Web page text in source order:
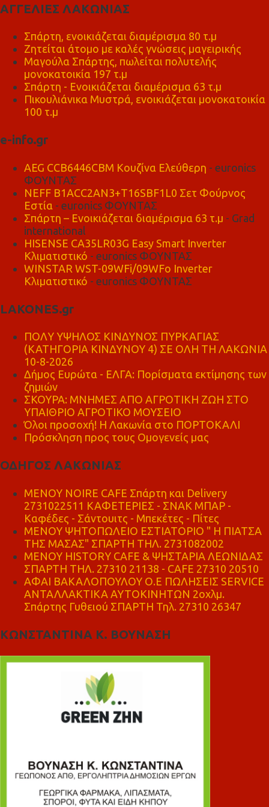
ΑΓΓΕΛΙΕΣ ΛΑΚΩΝΙΑΣ
Σπάρτη, ενοικιάζεται διαμέρισμα 80 τ.μ
Ζητείται άτομο με καλές γνώσεις μαγειρικής
Μαγούλα Σπάρτης, πωλείται πολυτελής
μονοκατοικία 197 τ.μ
Σπάρτη - Ενοικιάζεται διαμέρισμα 63 τ.μ
Πικουλιάνικα Μυστρά, ενοικιάζεται μονοκατοικία
100 τ.μ
e-info.gr
AEG CCB6446CBM Κουζίνα Ελεύθερη - euronics
ΦΟΥΝΤΑΣ
NEFF B1ACC2AN3+T16SBF1L0 Σετ Φούρνος
Εστία - euronics ΦΟΥΝΤΑΣ
Σπάρτη – Ενοικιάζεται διαμέρισμα 63 τ.μ - Grad
international
HISENSE CA35LR03G Easy Smart Inverter
Κλιματιστικό - euronics ΦΟΥΝΤΑΣ
WINSTAR WST-09WFi/09WFo Inverter
Κλιματιστικό - euronics ΦΟΥΝΤΑΣ
LAKONES.gr
ΠΟΛΥ ΥΨΗΛΟΣ ΚΙΝΔΥΝΟΣ ΠΥΡΚΑΓΙΑΣ
(ΚΑΤΗΓΟΡΙΑ ΚΙΝΔΥΝΟΥ 4) ΣΕ ΟΛΗ ΤΗ ΛΑΚΩΝΙΑ
10-8-2026
Δήμος Ευρώτα - ΕΛΓΑ: Πορίσματα εκτίμησης των
ζημιών
ΣΚΟΥΡΑ: ΜΝΗΜΕΣ ΑΠΟ ΑΓΡΟΤΙΚΗ ΖΩΗ ΣΤΟ
ΥΠΑΙΘΡΙΟ ΑΓΡΟΤΙΚΟ ΜΟΥΣΕΙΟ
Όλοι προσοχή! Η Λακωνία στο ΠΟΡΤΟΚΑΛΙ
Πρόσκληση προς τους Ομογενείς μας
ΟΔΗΓΟΣ ΛΑΚΩΝΙΑΣ
MENOY NOIRE CAFE Σπάρτη και Delivery
2731022511 ΚΑΦΕΤΕΡΙΕΣ - ΣΝΑΚ ΜΠΑΡ -
Καφέδες - Σάντουιτς - Μπεκέτες - Πίτες
ΜΕΝΟΥ ΨΗΤΟΠΩΛΕΙΟ ΕΣΤΙΑΤΟΡΙΟ " Η ΠΙΑΤΣΑ
ΤΗΣ ΜΑΣΑΣ" ΣΠΑΡΤΗ ΤΗΛ. 2731082002
ΜΕΝΟΥ HISTORY CAFE & ΨΗΣΤΑΡΙΑ ΛΕΩΝΙΔΑΣ
ΣΠΑΡΤΗ ΤΗΛ. 27310 21138 - CAFE 27310 20510
ΑΦΑΙ ΒΑΚΑΛΟΠΟΥΛΟΥ Ο.Ε ΠΩΛΗΣΕΙΣ SERVICE
ΑΝΤΑΛΛΑΚΤΙΚΑ ΑΥΤΟΚΙΝΗΤΩΝ 2οχλμ.
Σπάρτης Γυθειού ΣΠΑΡΤΗ Τηλ. 27310 26347
ΚΩΝΣΤΑΝΤΙΝΑ Κ. ΒΟΥΝΑΣΗ